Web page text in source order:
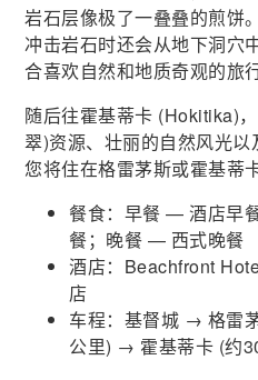
岩石层像极了一叠叠的煎饼
冲击岩石时还会从地下洞穴
合喜欢自然和地质奇观的旅行
随后往霍基蒂卡 (Hokitika)
翠)资源、壮丽的自然风光以
您将住在格雷茅斯或霍基蒂卡
餐食：早餐 — 酒店早
餐；晚餐 — 西式晚餐
酒店：Beachfront
店
车程：基督城 → 格雷
公里) → 霍基蒂卡 (约